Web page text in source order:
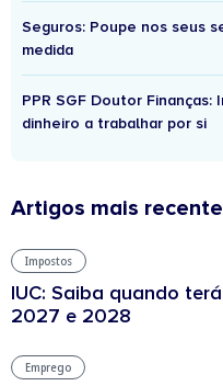
Seguros: Poupe nos seus
medida
PPR SGF Doutor Finanças:
dinheiro a trabalhar por si
Artigos mais
Impostos
IUC: Saiba quando
2027 e 2028
Emprego